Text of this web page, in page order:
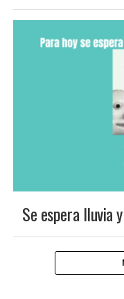
Se espera lluvia